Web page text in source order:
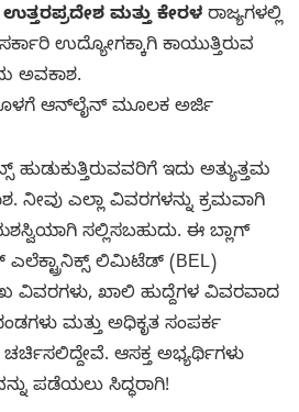
ಮತ್ತು ಕೇರಳ ರಾಜ್ಯಗಳಲ್ಲಿ
ಉದ್ಯೋಗಕ್ಕಾಗಿ ಕಾಯುತ್ತಿರುವ
ಅವಕಾಶ.
ಆನ್‌ಲೈನ್ ಮೂಲಕ ಅರ್ಜಿ
ಹುಡುಕುತ್ತಿರುವವರಿಗೆ ಇದು ಅತ್ಯುತ್ತಮ
ನೀವು ಎಲ್ಲಾ ವಿವರಗಳನ್ನು ಕ್ರಮವಾಗಿ
ಸಲ್ಲಿಸಬಹುದು. ಈ ಬ್ಲಾಗ್
ಎಲೆಕ್ಟ್ರಾನಿಕ್ಸ್ ಲಿಮಿಟೆಡ್ (BEL)
ವಿವರಗಳು, ಖಾಲಿ ಹುದ್ದೆಗಳ ವಿವರವಾದ
ಮತ್ತು ಅಧಿಕೃತ ಸಂಪರ್ಕ
ಆಸಕ್ತ ಅಭ್ಯರ್ಥಿಗಳು
ಪಡೆಯಲು ಸಿದ್ಧರಾಗಿ!